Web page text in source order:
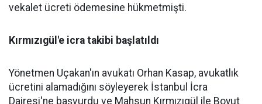
vekalet ücreti ödemesine hükmetmişti.
Kırmızıgül'e icra takibi başlatıldı
Yönetmen Uçakan'ın avukatı Orhan Kasap, avukatlık
ücretini alamadığını söyleyerek İstanbul İcra
Dairesi'ne başvurdu ve Mahsun Kırmızıgül ile Boyut